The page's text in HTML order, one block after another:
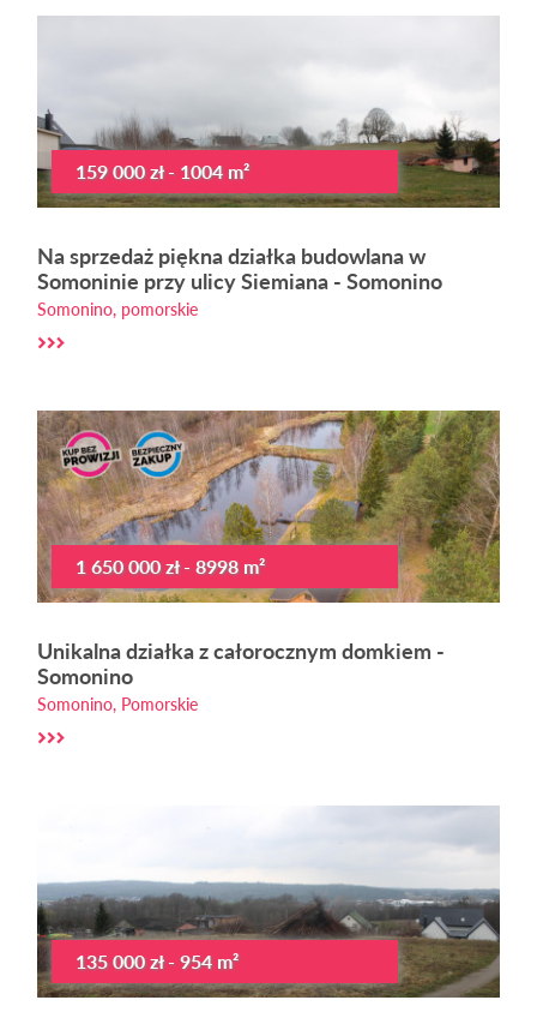
159 000 zł - 1004 m²
Na sprzedaż piękna działka budowlana w
Somoninie przy ulicy Siemiana - Somonino
Somonino, pomorskie
1 650 000 zł - 8998 m²
Unikalna działka z całorocznym domkiem -
Somonino
Somonino, Pomorskie
135 000 zł - 954 m²